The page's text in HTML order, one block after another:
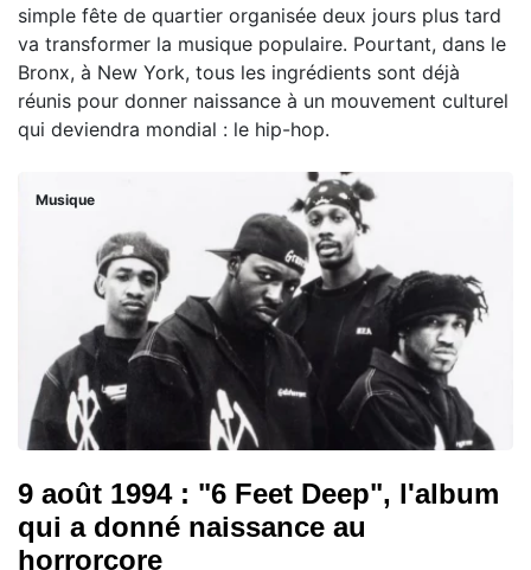
simple fête de quartier organisée deux jours plus tard
va transformer la musique populaire. Pourtant, dans le
Bronx, à New York, tous les ingrédients sont déjà
réunis pour donner naissance à un mouvement culturel
qui deviendra mondial : le hip-hop.
Musique
9 août 1994 : "6 Feet Deep", l'album
qui a donné naissance au
horrorcore